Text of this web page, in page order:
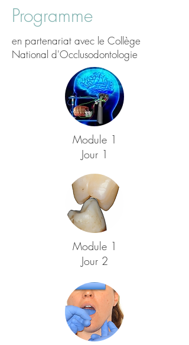
Programme
en partenariat avec le Collège
National d'Occlusodontologie
Module 1
Jour 1
Module 1
Jour 2